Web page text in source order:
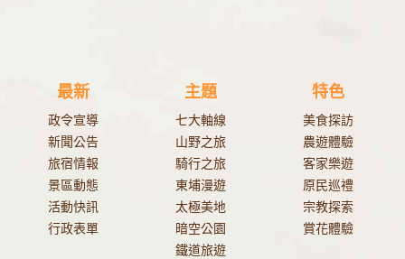
最新
政令宣導
新聞公告
旅宿情報
景區動態
活動快訊
行政表單
主題
七大軸線
山野之旅
騎行之旅
東埔漫遊
太極美地
暗空公園
鐵道旅遊
特色
美食探訪
農遊體驗
客家樂遊
原民巡禮
宗教探索
賞花體驗